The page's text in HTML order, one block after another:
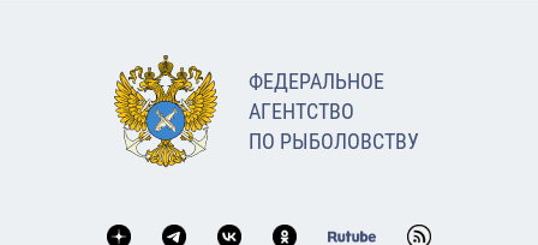
ФЕДЕРАЛЬНОЕ
АГЕНТСТВО
ПО РЫБОЛОВСТВУ